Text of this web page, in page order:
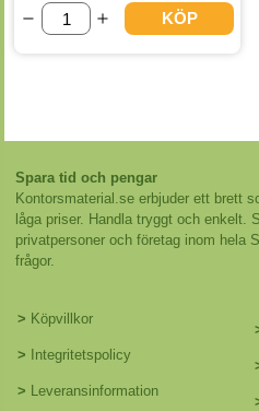
KÖP
Spara tid och pengar
Kontorsmaterial.se erbjuder ett brett
låga priser. Handla tryggt och enkelt.
privatpersoner och företag inom hela
frågor.
> Köpvillkor
> Integritetspolicy
> Leveransinformation